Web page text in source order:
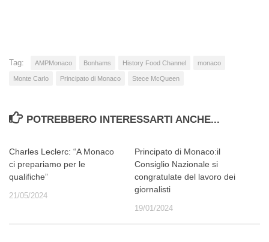
Tag: AMPMonaco Bonhams History Food Channel monaco
Monte Carlo Principato di Monaco Stece McQueen
POTREBBERO INTERESSARTI ANCHE...
Charles Leclerc: “A Monaco
ci prepariamo per le
qualifiche”
21/05/2024
Principato di Monaco:il
Consiglio Nazionale si
congratulate del lavoro dei
giornalisti
19/01/2024